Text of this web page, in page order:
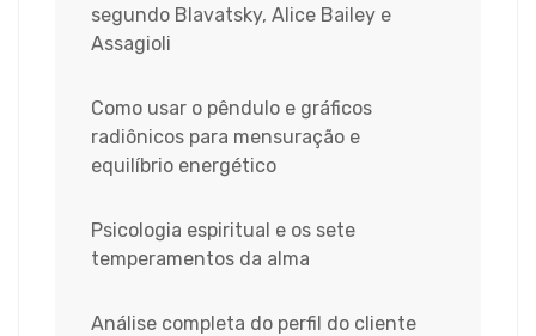
segundo Blavatsky, Alice Bailey e
Assagioli
Como usar o pêndulo e gráficos
radiônicos para mensuração e
equilíbrio energético
Psicologia espiritual e os sete
temperamentos da alma
Análise completa do perfil do cliente